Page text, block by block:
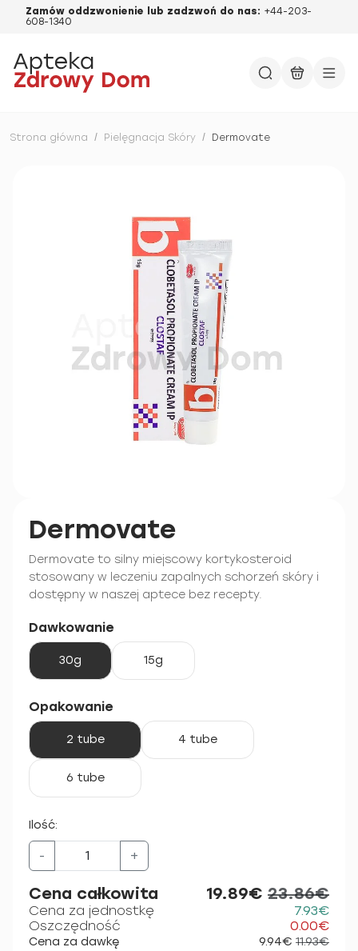
Zamów oddzwonienie lub zadzwoń do nas: +44-203-
608-1340
Strona główna / Pielęgnacja Skóry / Dermovate
Dermovate
Dermovate to silny miejscowy kortykosteroid
stosowany w leczeniu zapalnych schorzeń skóry i
dostępny w naszej aptece bez recepty.
Dawkowanie
30g 15g
Opakowanie
2 tube 4 tube
6 tube
Ilość:
- +
Cena całkowita 19.89€ 23.86€
Cena za jednostkę
7.93€
Oszczędność
0.00€
Cena za dawkę 9.94€ 11.93€